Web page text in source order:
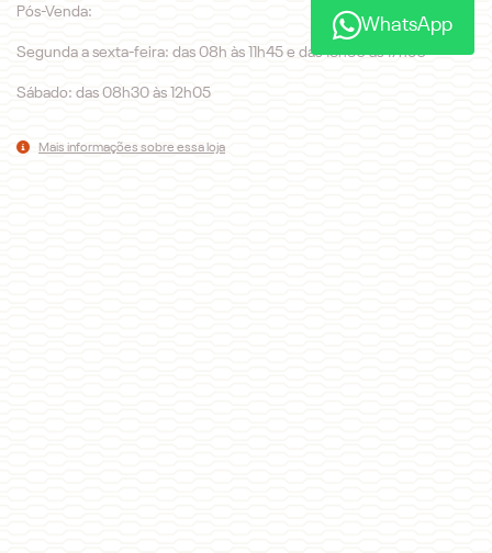
Pós-Venda:
Segunda a sexta-feira: das 08h às 11h45 e das 13h30 às 17h50
Sábado: das 08h30 às 12h05
Mais informações sobre essa loja
WhatsApp